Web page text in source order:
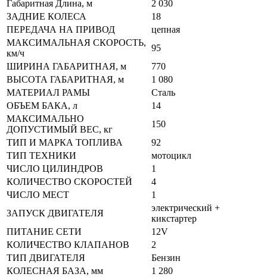
Габаритная Длина, м
2 030
ЗАДНИЕ КОЛЕСА
18
ПЕРЕДАЧА НА ПРИВОД
цепная
МАКСИМАЛЬНАЯ СКОРОСТЬ,
км/ч
95
ШИРИНА ГАБАРИТНАЯ, м
770
ВЫСОТА ГАБАРИТНАЯ, м
1 080
МАТЕРИАЛ РАМЫ
Сталь
ОБЪЕМ БАКА, л
14
МАКСИМАЛЬНО
ДОПУСТИМЫЙ ВЕС, кг
150
ТИП И МАРКА ТОПЛИВА
92
ТИП ТЕХНИКИ
мотоцикл
ЧИСЛО ЦИЛИНДРОВ
1
КОЛИЧЕСТВО СКОРОСТЕЙ
4
ЧИСЛО МЕСТ
1
ЗАПУСК ДВИГАТЕЛЯ
электрический +
кикстартер
ПИТАНИЕ СЕТИ
12V
КОЛИЧЕСТВО КЛАПАНОВ
2
ТИП ДВИГАТЕЛЯ
Бензин
КОЛЕСНАЯ БАЗА, мм
1 280